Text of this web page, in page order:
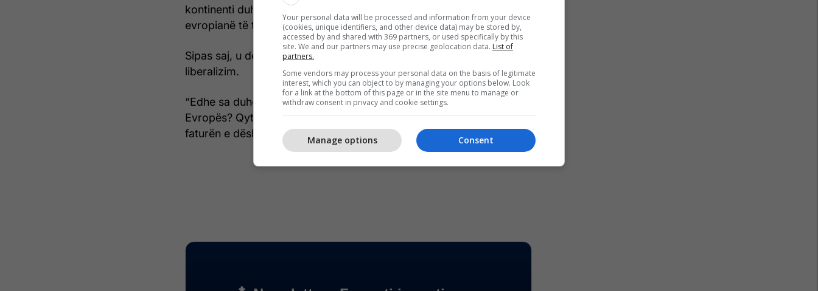
kontinenti duhet të trajtohemi të barabartë, njësoj si 500 milionë
evropianë të tjerë”, ka shkruar Xharra.
Sipas saj, u desh të presim 17 vjet për një përgjigje pozitive për
liberalizim.
“Edhe sa duhet të presim që të integrohemi në familjen e madhe të
Evropës? Qytetarët e Kosovës nuk e kanë me borxh ta paguajnë
faturën e dështimeve!”, ka shkruar ajo në Facebook. /Telegrafi/
Your personal data will be processed and information from your device
(cookies, unique identifiers, and other device data) may be stored by,
accessed by and shared with 369 partners, or used specifically by this
site. We and our partners may use precise geolocation data. List of
partners.
Some vendors may process your personal data on the basis of legitimate
interest, which you can object to by managing your options below. Look
for a link at the bottom of this page or in the site menu to manage or
withdraw consent in privacy and cookie settings.
Consent
Manage options